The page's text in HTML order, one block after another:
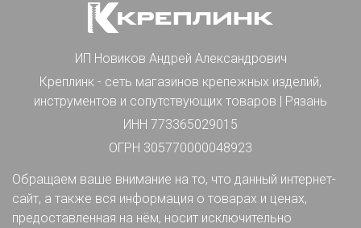
ИП Новиков Андрей Александрович
Креплинк - сеть магазинов крепежных изделий,
инструментов и сопутствующих товаров | Рязань
ИНН 773365029015
ОГРН 305770000048923
Обращаем ваше внимание на то, что данный интернет-
сайт, а также вся информация о товарах и ценах,
предоставленная на нём, носит исключительно